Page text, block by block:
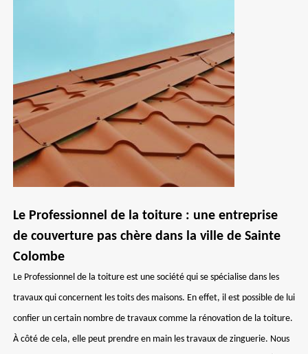
Le Professionnel de la toiture : une entreprise
de couverture pas chère dans la ville de Sainte
Colombe
Le Professionnel de la toiture est une société qui se spécialise dans les
travaux qui concernent les toits des maisons. En effet, il est possible de lui
confier un certain nombre de travaux comme la rénovation de la toiture.
À côté de cela, elle peut prendre en main les travaux de zinguerie. Nous